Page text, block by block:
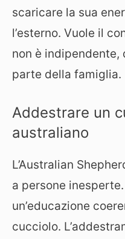
scaricare la sua
l’esterno. Vuole il
non è
parte della famiglia.
Addestrare un
australiano
L’Australian
a persone
un’educazione
cucciolo.